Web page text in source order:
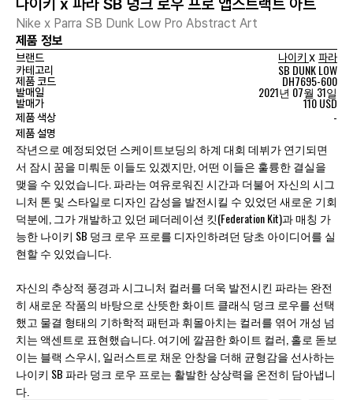
나이키 x 파라 SB 덩크 로우 프로 앱스트랙트 아트
Nike x Parra SB Dunk Low Pro Abstract Art
제품 정보
브랜드 나이키 x 파라
카테고리
SB DUNK LOW
제품 코드 DH7695-600
발매일 2021년 07월 31일
발매가 110 USD
제품 색상 -
제품 설명
작년으로 예정되었던 스케이트보딩의 하계 대회 데뷔가 연기되면
서 잠시 꿈을 미뤄둔 이들도 있겠지만, 어떤 이들은 훌륭한 결실을
맺을 수 있었습니다. 파라는 여유로워진 시간과 더불어 자신의 시그
니처 톤 및 스타일로 디자인 감성을 발전시킬 수 있었던 새로운 기회
덕분에, 그가 개발하고 있던 페더레이션 킷(Federation Kit)과 매칭 가
능한 나이키 SB 덩크 로우 프로를 디자인하려던 당초 아이디어를 실
현할 수 있었습니다.
자신의 추상적 풍경과 시그니처 컬러를 더욱 발전시킨 파라는 완전
히 새로운 작품의 바탕으로 산뜻한 화이트 클래식 덩크 로우를 선택
했고 물결 형태의 기하학적 패턴과 휘몰아치는 컬러를 엮어 개성 넘
치는 액센트로 표현했습니다. 여기에 깔끔한 화이트 컬러, 홀로 돋보
이는 블랙 스우시, 일러스트로 채운 안창을 더해 균형감을 선사하는
나이키 SB 파라 덩크 로우 프로는 활발한 상상력을 온전히 담아냅니
다.